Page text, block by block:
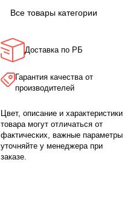
Все товары категории
Доставка по РБ
Гарантия качества от
производителей
Цвет, описание и характеристики
товара могут отличаться от
фактических, важные параметры
уточняйте у менеджера при
заказе.